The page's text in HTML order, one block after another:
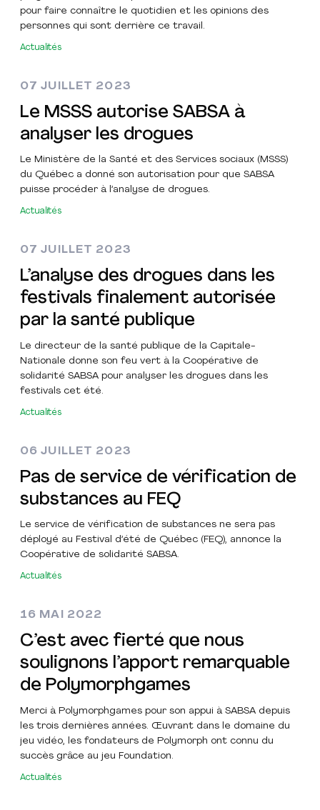
pour faire connaître le quotidien et les opinions des
personnes qui sont derrière ce travail.
Actualités
07 JUILLET 2023
Le MSSS autorise SABSA à
analyser les drogues
Le Ministère de la Santé et des Services sociaux (MSSS)
du Québec a donné son autorisation pour que SABSA
puisse procéder à l’analyse de drogues.
Actualités
07 JUILLET 2023
L’analyse des drogues dans les
festivals finalement autorisée
par la santé publique
Le directeur de la santé publique de la Capitale-
Nationale donne son feu vert à la Coopérative de
solidarité SABSA pour analyser les drogues dans les
festivals cet été.
Actualités
06 JUILLET 2023
Pas de service de vérification de
substances au FEQ
Le service de vérification de substances ne sera pas
déployé au Festival d’été de Québec (FEQ), annonce la
Coopérative de solidarité SABSA.
Actualités
16 MAI 2022
C’est avec fierté que nous
soulignons l’apport remarquable
de Polymorphgames
Merci à Polymorphgames pour son appui à SABSA depuis
les trois dernières années. Œuvrant dans le domaine du
jeu vidéo, les fondateurs de Polymorph ont connu du
succès grâce au jeu Foundation.
Actualités